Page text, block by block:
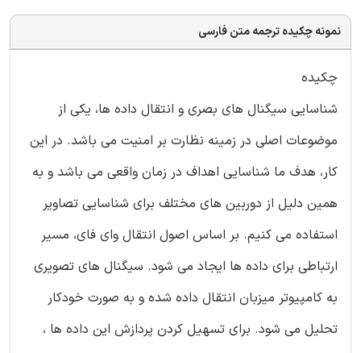
نمونه چکیده ترجمه متن فارسی
چکیده
شناسایی سیگنال های بصری و انتقال داده ها، یکی از
موضوعات اصلی در زمینه نظارت بر امنیت می باشد. در این
کار، هدف ما شناسایی اهداف در زمان واقعی می باشد و به
همین دلیل از دوربین های مختلف برای شناسایی تصاویر
استفاده می کنیم. بر اساس اصول انتقال وای فای، مسیر
ارتباطی برای داده ها ایجاد می شود. سیگنال های تصویری
به کامپیوتر میزبان انتقال داده شده و به صورت خودکار
تحلیل می شود. برای تسهیل کردن پردازش این داده ها ،